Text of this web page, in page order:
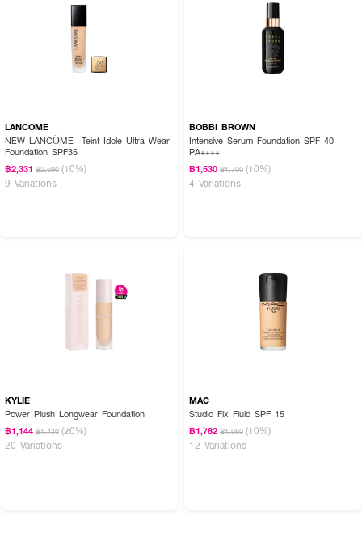
แอซิด และเซราไมด์ถึง 4 ชนิด ที่ช่วยเติมความชุ่มชื้นและโอบอุ้มผิวให้เนียนนุ่ม สบาย
ผิว พร้อมการยึดเกาะที่แนบสนิทโดยไม่เป็นคราบขุยค่ะ
● รองพื้นตัวนี้ช่วยเรื่องการปกปิดระดับไหนคะ และสามารถลงซ้ำเพื่อเพิ่มการปกปิด
สามารถทาซ้ำทีละชั้นในจุดที่ต้องการการปกปิดเป็นพิเศษเพื่อผิวที่เนียนกริบสมบูรณ์
แบบได้ โดยไม่ทำให้เมคอัพดูหนาหรือจับตัวเป็นก้อนค่ะ
LANCOME
NEW LANCÔME Teint Idole Ultra Wear
Foundation SPF35
฿2,331 ฿2,590 (10%)
9 Variations
BOBBI BROWN
Intensive Serum Foundation SPF 40
PA++++
฿1,530 ฿1,700 (10%)
4 Variations
KYLIE
Power Plush Longwear Foundation
฿1,144 ฿1,430 (20%)
20 Variations
MAC
Studio Fix Fluid SPF 15
฿1,782 ฿1,980 (10%)
12 Variations